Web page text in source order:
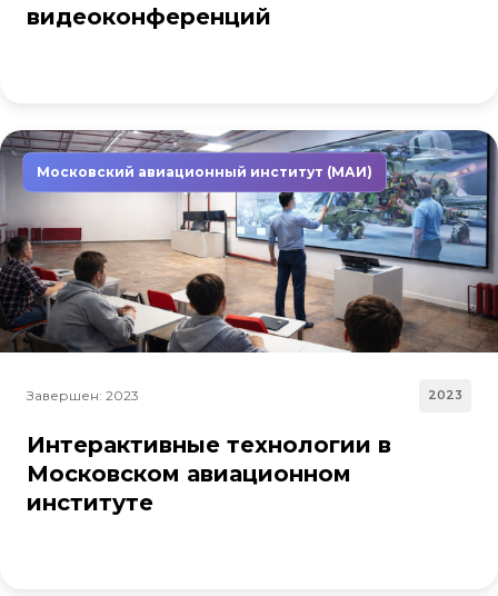
видеоконференций
Московский авиационный институт (МАИ)
Завершен: 2023 2023
Интерактивные технологии в
Московском авиационном
институте